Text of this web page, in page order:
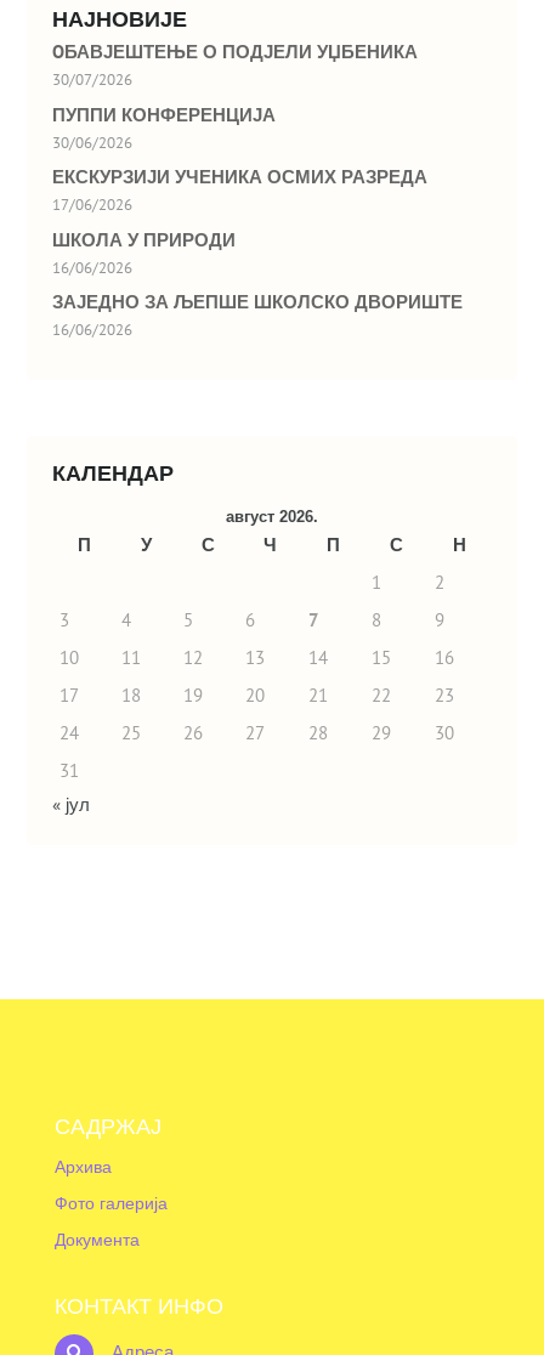
НАЈНОВИЈЕ
OБАВЈЕШТЕЊЕ О ПОДЈЕЛИ УЏБЕНИКА
30/07/2026
ПУППИ КОНФЕРЕНЦИЈА
30/06/2026
ЕКСКУРЗИЈИ УЧЕНИКА ОСМИХ РАЗРЕДА
17/06/2026
ШКОЛА У ПРИРОДИ
16/06/2026
ЗАЈЕДНО ЗА ЉЕПШЕ ШКОЛСКО ДВОРИШТЕ
16/06/2026
КАЛЕНДАР
август 2026.
П У С Ч П С
Н
1
2
3
4 5 6 7 8
9
10
11 12 13 14 15
16
17
18 19 20 21 22
23
24
25 26 27 28 29
30
31
« јул
САДРЖАЈ
Архива
Фото галерија
Документа
КОНТАКТ ИНФО